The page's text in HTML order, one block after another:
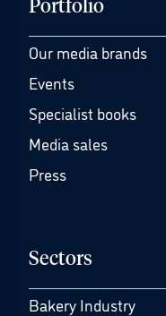
Portfolio
Our media brands
Events
Specialist books
Media sales
Press
Sectors
Bakery Industry